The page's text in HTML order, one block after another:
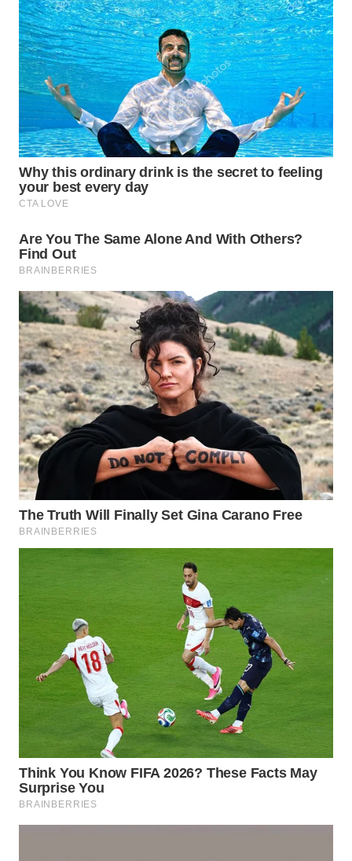
SUKABUMI
WN
PURWAKARTA
WN
PRIANGAN
TIMUR
WN
SEMARANG
WN
SOLO
WN
BOROBUDUR
WN
MADURA
WN
SURABAYA
NATUNA
WN
BINTAN
MANDALIKA
WN
LIKUPANG
WN
LABUANBAJO
WN
BORNEO
Wahana